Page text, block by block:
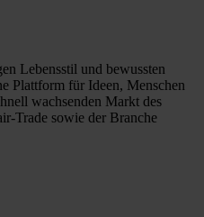
Lebensstil und bewussten
Plattform für Ideen, Menschen
wachsenden Markt des
Trade sowie der Branche